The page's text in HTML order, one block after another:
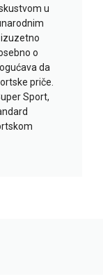
u
o
da
priče.
Sport,